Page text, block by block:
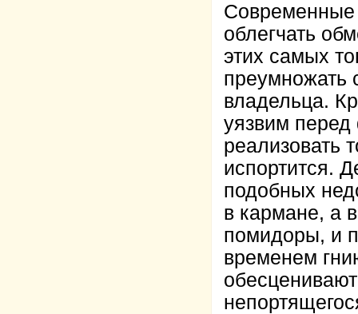
Современные
облегчать
этих самых
преумножать
владельца.
уязвим
реализовать
испортится.
подобных
в кармане, а
помидоры, и
временем